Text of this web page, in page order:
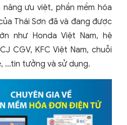
ưu việt, phần mềm hóa
Thái Sơn đã và đang được
như Honda Việt Nam, hệ
CGV, KFC Việt Nam, chuỗi
…tin tưởng và sử dụng.